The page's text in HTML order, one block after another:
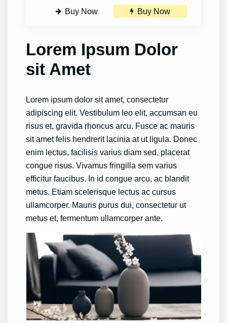
Buy Now Buy Now
Lorem Ipsum Dolor
sit Amet
Lorem ipsum dolor sit amet, consectetur
adipiscing elit. Vestibulum leo elit, accumsan eu
risus et, gravida rhoncus arcu. Fusce ac mauris
sit amet felis hendrerit lacinia at ut ligula. Donec
enim lectus, facilisis varius diam sed, placerat
congue risus. Vivamus fringilla sem varius
efficitur faucibus. In id congue arcu, ac blandit
metus. Etiam scelerisque lectus ac cursus
ullamcorper. Mauris purus dui, consectetur ut
metus et, fermentum ullamcorper ante.